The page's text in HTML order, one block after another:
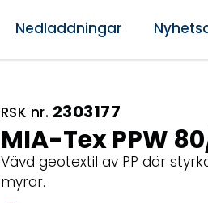
Nedladdningar
RSK nr. 2303177
MIA-Tex PPW
Vävd geotextil av PP där
myrar.